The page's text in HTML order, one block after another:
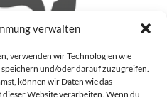
verwalten
verwenden wir Technologien wie
und/oder darauf zuzugreifen.
können wir Daten wie das
Website verarbeiten. Wenn du